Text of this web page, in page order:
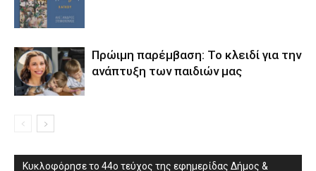
Πρώιμη παρέμβαση: Το κλειδί για την
ανάπτυξη των παιδιών µας
Κυκλοφόρησε το 44ο τεύχος της εφημερίδας Δήμος &